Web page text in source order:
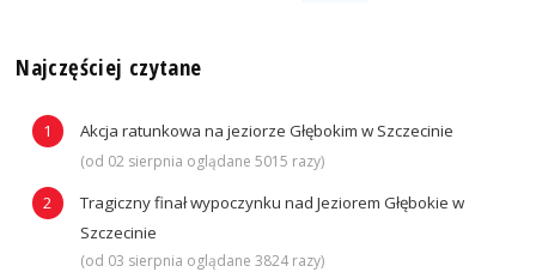
Najczęściej czytane
Akcja ratunkowa na jeziorze Głębokim w Szczecinie
(od 02 sierpnia oglądane 5015 razy)
Tragiczny finał wypoczynku nad Jeziorem Głębokie w
Szczecinie
(od 03 sierpnia oglądane 3824 razy)